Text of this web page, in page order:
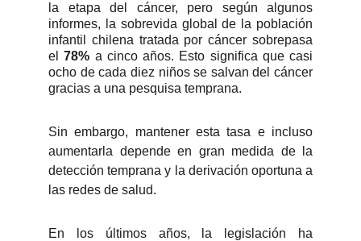
la etapa del cáncer, pero según algunos
informes, la sobrevida global de la población
infantil chilena tratada por cáncer sobrepasa
el78% a cinco años. Esto significa que casi
ocho de cada diez niños se salvan del cáncer
gracias a una pesquisa temprana.
Sinembargo, mantener esta tasa e incluso
aumentarla depende en gran medida de la
detección temprana y la derivación oportuna a
las redes de salud.
En los últimos años, la legislación ha